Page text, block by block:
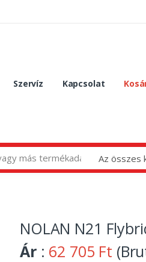
Szervíz Kapcsolat
Az összes
NOLAN N21
Ár : 62 705 Ft